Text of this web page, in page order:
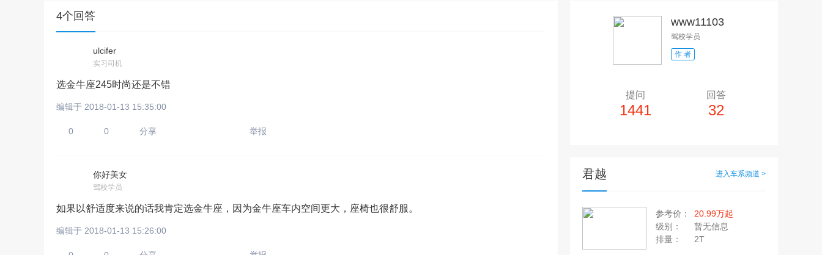
4个回答
ulcifer
实习司机
选金牛座245时尚还是不错
编辑于 2018-01-13 15:35:00
0 0 分享 举报
你好美女
驾校学员
如果以舒适度来说的话我肯定选金牛座，因为金牛座车内空间更大，座椅也很舒服。
编辑于 2018-01-13 15:26:00
www11103
驾校学员
作 者
提问
1441
回答
32
君越 进入车系频道 >
参考价：
20.99万起
级别：
暂无信息
排量：
2T